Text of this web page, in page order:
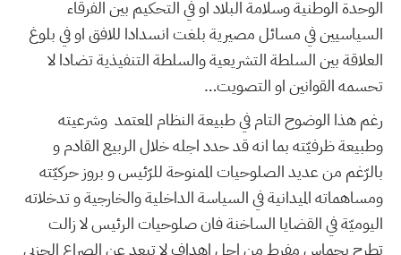
الوحدة الوطنية وسلامة البلاد او في التحكيم بين الفرقاء
السياسيين في مسائل مصيرية بلغت انسدادا للافق او في بلوغ
العلاقة بين السلطة التشريعية والسلطة التنفيذية تضادا لا
تحسمه القوانين او التصويت…
رغم هذا الوضوح التام في طبيعة النظام المعتمد وشرعيته
وطبيعة ظرفيّته بما انه قد حدد اجله خلال الربيع القادم و
بالرّغم من عديد الصلوحيات الممنوحة للرّئيس و بروز حركيّته
ومساهماته الميدانية في السياسة الداخلية والخارجية و تدخلاته
اليوميّة في القضايا الساخنة فان صلوحيات الرئيس لا زالت
تطرح بحماس مفرط من اجل اهداف لا تبعد عن الصراع الحزبي